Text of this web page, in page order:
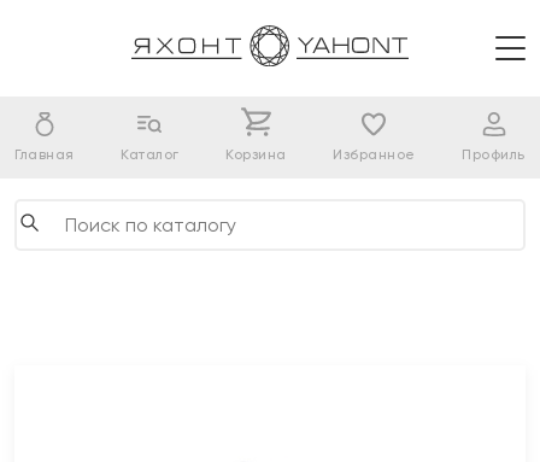
Главная Каталог Корзина Избранное Профиль